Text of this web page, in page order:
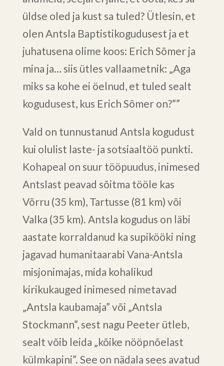
üldse oled ja kust sa tuled? Ütlesin, et
olen Antsla Baptistikogudusest ja et
juhatusena olime koos: Erich Sõmer ja
mina ja… siis ütles vallaametnik: „Aga
miks sa kohe ei öelnud, et tuled sealt
kogudusest, kus Erich Sõmer on?””
Vald on tunnustanud Antsla kogudust
kui olulist laste- ja sotsiaaltöö punkti.
Kohapeal on suur tööpuudus, inimesed
Antslast peavad sõitma tööle kas
Võrru (35 km), Tartusse (81 km) või
Valka (35 km). Antsla kogudus on läbi
aastate korraldanud ka supikööki ning
jagavad humanitaarabi Vana-Antsla
misjonimajas, mida kohalikud
kirikukauged inimesed nimetavad
„Antsla kaubamaja” või „Antsla
Stockmann”, sest nagu Peeter ütleb,
sealt võib leida „kõike nööpnõelast
külmkapini”. See on nädala sees avatud